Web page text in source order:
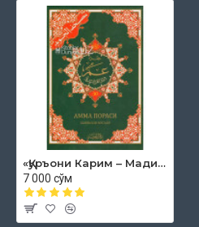
3. Фарқловчи алиф:
4. Сўз ичидаги боғловчи ҳамза:
5. Алифчани кўтариб турган шакл:
6. Сўзнинг ичидаги иқлоб:
Иккинчиси, идғом ва иқлоб
1. Идғом қилинаётган нӯн ва танвин:
2. Мӣмга иқлоб қилинган нӯн:
3. Жинсдошига идғом қилинганда
4. Тусдошига идғом қилинганда
Булардан ташқари, васл қилиб
тушиб қолиши мумкин бўлган
«Қуръони Карим – Мадина мусҳафи» 30-пора (Тажвидли)
7 000 сўм